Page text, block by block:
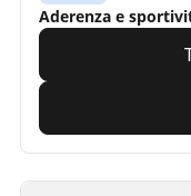
Aderenza e